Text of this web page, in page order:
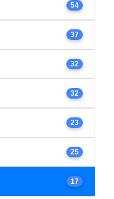
54
37
32
32
23
25
17